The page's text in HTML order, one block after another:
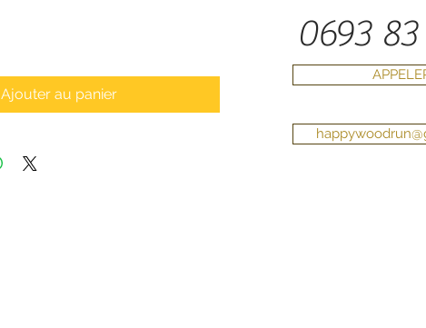
Ajouter au panier
0693